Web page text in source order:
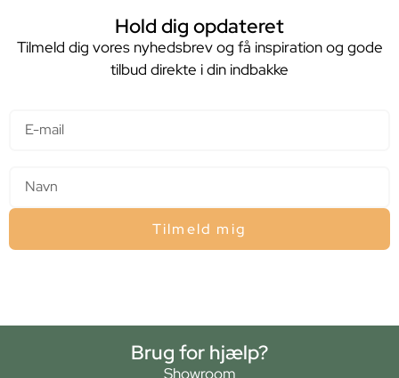
Hold dig opdateret
Tilmeld dig vores nyhedsbrev og få inspiration og gode
tilbud direkte i din indbakke
Tilmeld mig
Brug for hjælp?
Showroom